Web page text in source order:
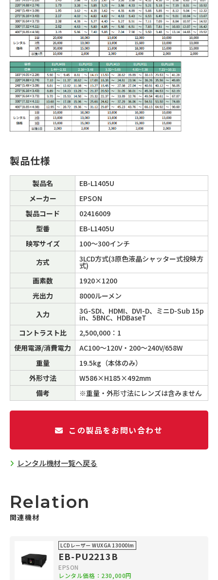
製品仕様
製品名
EB-L1405U
メーカー
EPSON
製品コード
02416009
型番
EB-L1405U
映写サイズ
100～300インチ
方式
3LCD方式(3原色液晶シャッター式投映方
式)
画素数
1920×1200
光出力
8000ルーメン
入力
3G-SDI、HDMI、DVI-D、ミニD-Sub 15p
in、5BNC、HDBaseT
コントラスト比
2,500,000：1
使用電源/消費電力
AC100～120V・200～240V/658W
重量
19.5kg（本体のみ）
外形寸法
W586×H185×492mm
備考
※重量・外形寸法にレンズは含みません
この製品をお問い合わせ
レンタル機材一覧へ戻る
Relation
関連機材
LCDレーザー WUXGA 13000lm
EB-PU2213B
EPSON
レンタル価格：230,000円